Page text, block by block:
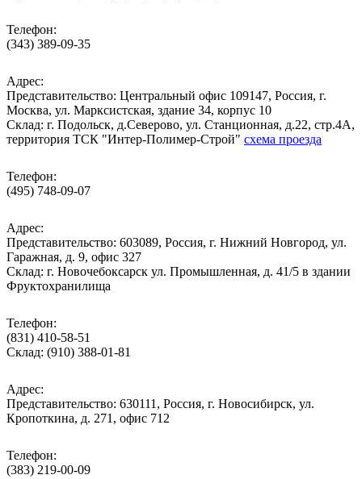
Телефон:
(343) 389-09-35
Адрес:
Представительство: Центральный офис 109147, Россия, г.
Москва, ул. Марксистская, здание 34, корпус 10
Cклад: г. Подольск, д.Северово, ул. Станционная, д.22, стр.4А,
территория ТСК "Интер-Полимер-Строй" схема проезда
Телефон:
(495) 748-09-07
Адрес:
Представительство: 603089, Россия, г. Нижний Новгород, ул.
Гаражная, д. 9, офис 327
Склад: г. Новочебоксарск ул. Промышленная, д. 41/5 в здании
Фруктохранилища
Телефон:
(831) 410-58-51
Склад: (910) 388-01-81
Адрес:
Представительство: 630111, Россия, г. Новосибирск, ул.
Кропоткина, д. 271, офис 712
Телефон:
(383) 219-00-09